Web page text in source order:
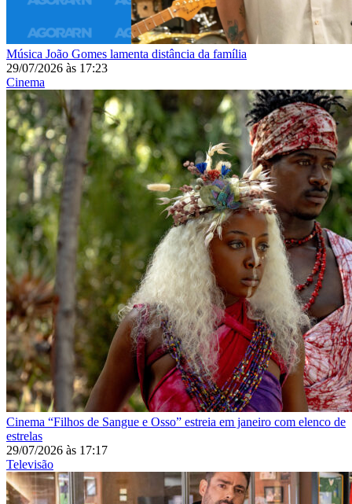
Música João Gomes lamenta distância da família
29/07/2026 às 17:23
Cinema
Cinema “Filhos de Sangue e Osso” estreia em janeiro com elenco de
estrelas
29/07/2026 às 17:17
Televisão